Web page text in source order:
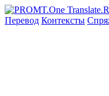
Перевод Контексты